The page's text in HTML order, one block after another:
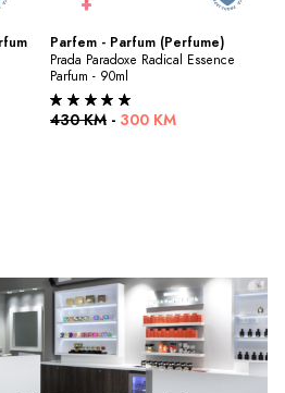
Parfem - Parfum (Perfume)
Prada Paradoxe Radical Essence
Parfum - 90ml
430 KM - 300 KM